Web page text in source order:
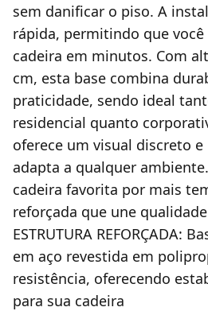
sem danificar o piso. A
rápida, permitindo que
cadeira em minutos. Com
cm, esta base combina
praticidade, sendo ideal
residencial quanto
oferece um visual discreto
adapta a qualquer
cadeira favorita por mais
reforçada que une
ESTRUTURA REFORÇADA:
em aço revestida em
resistência, oferecendo
para sua cadeira